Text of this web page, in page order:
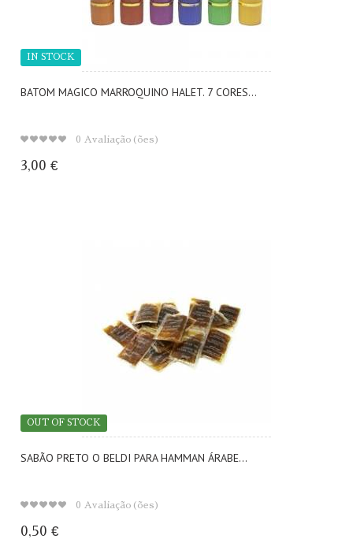
BATOM MAGICO MARROQUINO HALET. 7 CORES...
0 Avaliação(ões)
3,00 €
IN STOCK
SABÃO PRETO O BELDI PARA HAMMAN ÁRABE...
0 Avaliação(ões)
0,50 €
OUT OF STOCK